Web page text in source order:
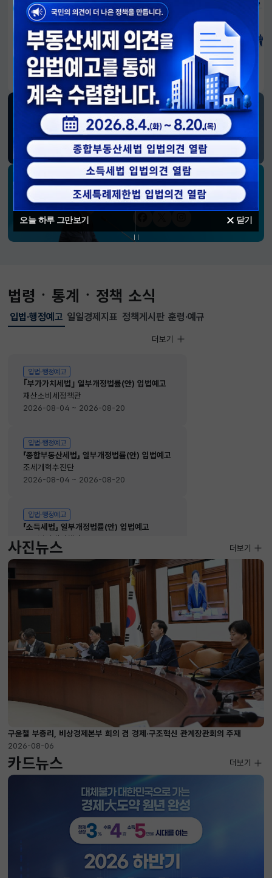
오늘 하루 그만보기 닫기
알림판
국민이 만든 대전환의 길-회복과 도약, 모두의 1년
재정경제부 SNS 소식
블로그페이스북트위터(X)유튜브인스타그램
소통하는 경제 리더 구윤철 장관의
SNS 채널
법령ㆍ통계ㆍ정책 소식
입법·행정예고
선택됨
입법·행정예고
입법·행정예고
｢부가가치세법｣ 일부개정법률(안) 입법예고
재산소비세정책관
2026-08-04 ~ 2026-08-20
입법·행정예고
「종합부동산세법」 일부개정법률(안) 입법예고
조세개혁추진단
2026-08-04 ~ 2026-08-20
입법·행정예고
「소득세법」 일부개정법률(안) 입법예고
소득법인세정책관
2026-08-04 ~ 2026-08-20
입법·행정예고
더보기
일일경제지표 정책게시판 훈령·예규
사진뉴스
구윤철 부총리, 비상경제본부 희의 겸 경제·구조혁신 관계장관회의 주재
2026-08-06
사진뉴스
더보기
카드뉴스 더보기